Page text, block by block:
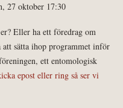
27 oktober 17:30
Eller ha ett föredrag om
sätta ihop programmet inför
ett entomologisk
epost eller ring så ser vi